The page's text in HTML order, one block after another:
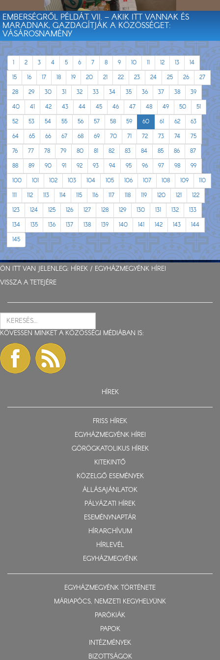
EMBERSÉGRŐL PÉLDÁT VII. – AKIK ITT VANNAK ÉS
MARADNAK, GAZDAGÍTJÁK A KÖZÖSSÉGET:
VÁSÁROSNAMÉNY
1 2 3 4 5 6 7 8 9 10 11 12 13
14
15
16 17 18 19 20 21 22 23 24 25 26
27
28
29 30 31 32 33 34 35 36 37 38
39
40
41 42 43 44 45 46 47 48 49 50
51
52
53 54 55 56 57 58 59 60 61 62
63
64
65 66 67 68 69 70 71 72 73 74
75
76
77 78 79 80 81 82 83 84 85 86
87
88
89 90 91 92 93 94 95 96 97 98
99
100
101 102 103 104 105 106 107 108 109
110
111
112 113 114 115 116 117 118 119 120 121
122
123
124 125 126 127 128 129 130 131 132
133
134
135 136 137 138 139 140 141 142 143
144
145
ÖN ITT VAN JELENLEG: HÍREK / EGYHÁZMEGYÉNK HÍREI
VISSZA A TETEJÉRE
KÖVESSEN MINKET A KÖZÖSSÉGI MÉDIÁBAN IS:
HÍREK
FRISS HÍREK
EGYHÁZMEGYÉNK HÍREI
GÖRÖGKATOLIKUS HÍREK
KITEKINTŐ
KÖZELGŐ ESEMÉNYEK
ÁLLÁSAJÁNLATOK
PÁLYÁZATI HÍREK
ESEMÉNYNAPTÁR
HÍRARCHÍVUM
HÍRLEVÉL
EGYHÁZMEGYÉNK
EGYHÁZMEGYÉNK TÖRTÉNETE
MÁRIAPÓCS, NEMZETI KEGYHELYÜNK
PARÓKIÁK
PAPOK
INTÉZMÉNYEK
BIZOTTSÁGOK